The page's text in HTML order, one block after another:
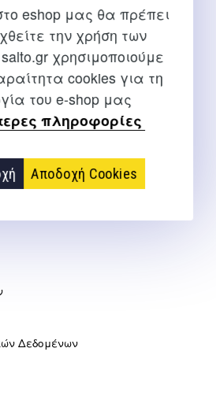
eshop μας θα πρέπει
την χρήση των
χρησιμοποιούμε
cookies για τη
του e-shop μας
πληροφορίες
Αποδοχή Cookies
παραγγελιών μέσω του
Δεδομένων